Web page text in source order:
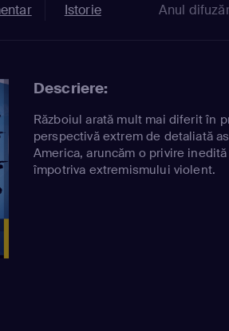
Istorie Anul
Descriere:
Războiul arată mult mai diferit în
perspectivă extrem de detaliată
America, aruncăm o privire
împotriva extremismului violent.